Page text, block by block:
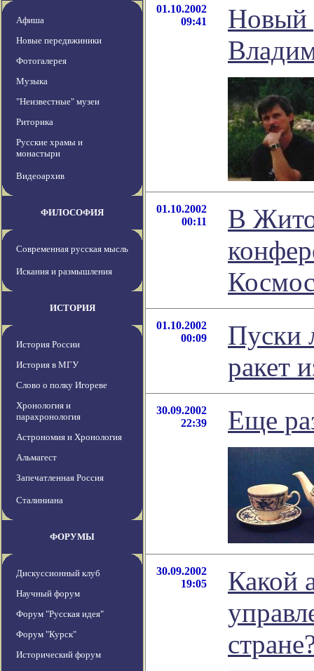
Афиша
Новые передвжиники
Фотогалерея
Музыка
"Неизвестные" музеи
Риторика
Русские храмы и
монастыри
Видеоархив
ФИЛОСОФИЯ
Современная русская мысль
Искания и размышления
ИСТОРИЯ
История России
История в МГУ
Слово о полку Игореве
Хронология и
парахронология
Астрономия и Хронология
Альмагест
Запечатленная Россия
Сталиниана
ФОРУМЫ
Дискуссионный клуб
Научный форум
Форум "Русская идея"
Форум "Курск"
Исторический форум
01.10.2002
09:41
Новый
01.10.2002
00:11
В
01.10.2002
00:09
Пуски
ракет
30.09.2002
22:39
Еще
30.09.2002
19:05
Какой